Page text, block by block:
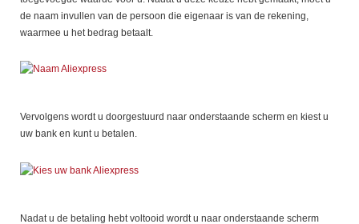
de naam invullen van de persoon die eigenaar is van de rekening,
waarmee u het bedrag betaalt.
Vervolgens wordt u doorgestuurd naar onderstaande scherm en kiest u
uw bank en kunt u betalen.
Nadat u de betaling hebt voltooid wordt u naar onderstaande scherm